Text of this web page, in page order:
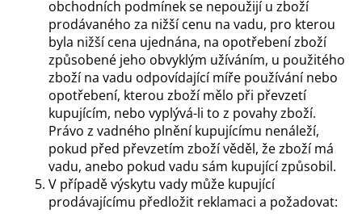
obchodních podmínek se nepoužijí u zboží
prodávaného za nižší cenu na vadu, pro kterou
byla nižší cena ujednána, na opotřebení zboží
způsobené jeho obvyklým užíváním, u použitého
zboží na vadu odpovídající míře používání nebo
opotřebení, kterou zboží mělo při převzetí
kupujícím, nebo vyplývá-li to z povahy zboží.
Právo z vadného plnění kupujícímu nenáleží,
pokud před převzetím zboží věděl, že zboží má
vadu, anebo pokud vadu sám kupující způsobil.
V případě výskytu vady může kupující
prodávajícímu předložit reklamaci a požadovat: